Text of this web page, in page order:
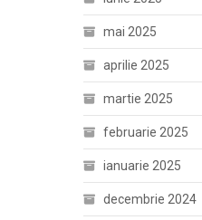
mai 2025
aprilie 2025
martie 2025
februarie 2025
ianuarie 2025
decembrie 2024